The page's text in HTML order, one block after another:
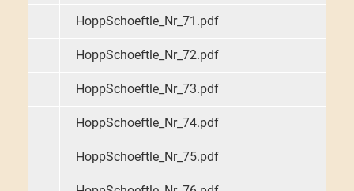
HoppSchoeftle_Nr_71.pdf
HoppSchoeftle_Nr_72.pdf
HoppSchoeftle_Nr_73.pdf
HoppSchoeftle_Nr_74.pdf
HoppSchoeftle_Nr_75.pdf